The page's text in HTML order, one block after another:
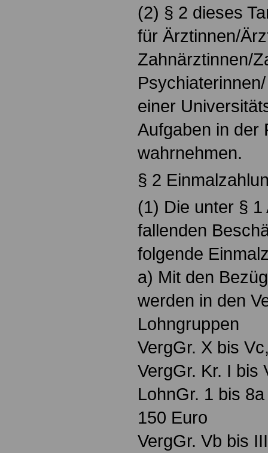
(2) § 2 dieses
für Ärztinnen/
Zahnärztinnen/
einer
Aufgaben in der
wahrnehmen.
§ 2
(1) Die unter §
fallenden
folgende
a) Mit den
werden in den
Lohngruppen
VergGr. X bis
VergGr. Kr. I bis
LohnGr. 1 bis 8a
150 Euro
VergGr. Vb bis